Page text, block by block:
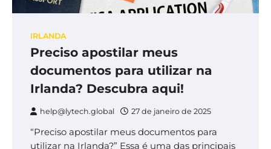
IRLANDA
Preciso apostilar meus
documentos para utilizar na
Irlanda? Descubra aqui!
help@lytech.global 27 de janeiro de 2025
“Preciso apostilar meus documentos para
utilizar na Irlanda?” Essa é uma das principais